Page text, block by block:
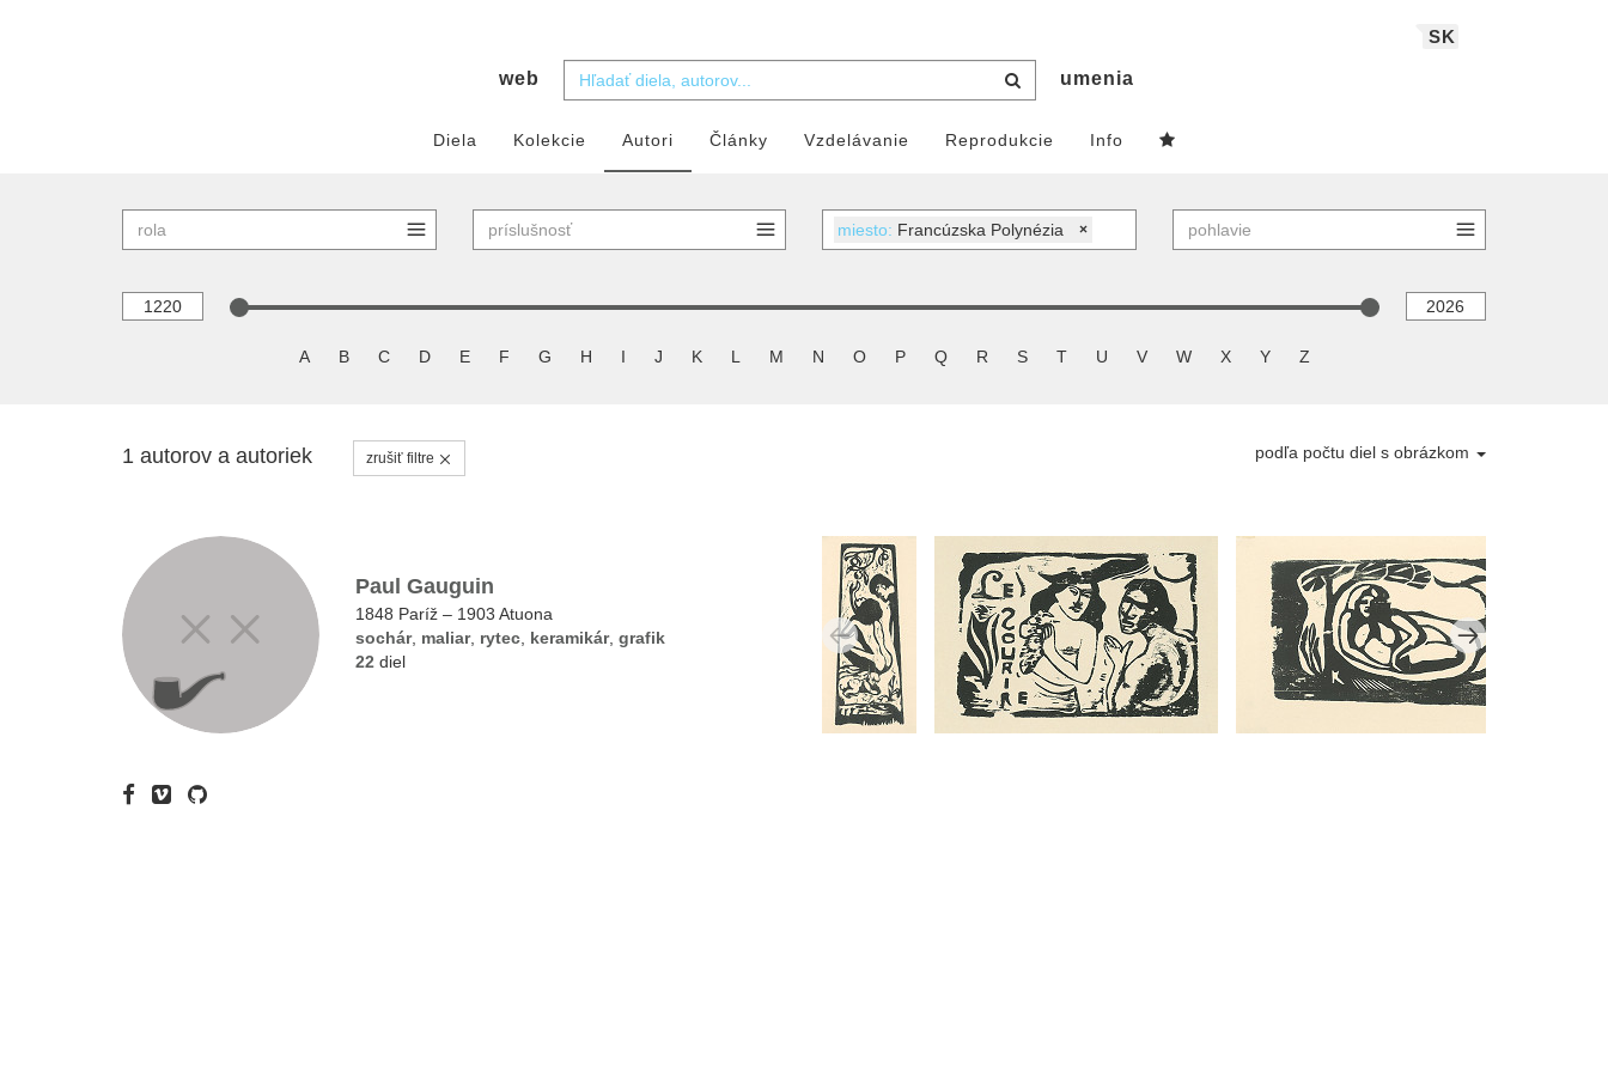
SK
web umenia
Diela Kolekcie Autori Články Vzdelávanie Reprodukcie Info
miesto: Francúzska Polynézia ×
A B C D E F G H I J K L M N O P Q R S T U V W X Y Z
1 autorov a autoriek zrušiť filtre podľa počtu diel s obrázkom
Paul Gauguin
1848 Paríž – 1903 Atuona
sochár, maliar, rytec, keramikár, grafik
22 diel